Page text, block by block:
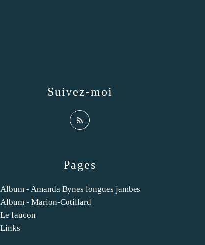
Pages
Album - Amanda Bynes longues jambes
Album - Marion-Cotillard
Le faucon
Links
Suivez-moi